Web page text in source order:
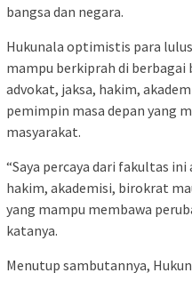
bangsa dan negara.
Hukunala optimistis para
mampu berkiprah di berbagai
advokat, jaksa, hakim,
pemimpin masa depan yang
masyarakat.
“Saya percaya dari fakultas
hakim, akademisi, birokrat
yang mampu membawa
katanya.
Menutup sambutannya,